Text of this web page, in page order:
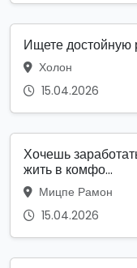
Ищете достойную
Холон
15.04.2026
Хочешь
жить в комфо...
Мицпе Рамон
15.04.2026